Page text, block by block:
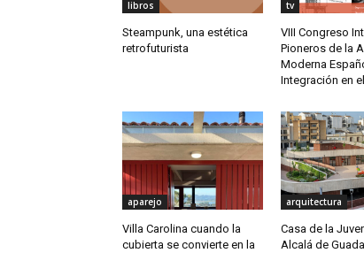
libros
Steampunk, una estética
retrofuturista
tv
VIII Congreso
Pioneros de la
Moderna
Integración en
aparejo
Villa Carolina cuando la
cubierta se convierte en la
arquitectura
Casa de la
Alcalá de